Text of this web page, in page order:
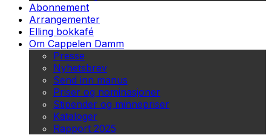
Abonnement
Arrangementer
Elling bokkafé
Om Cappelen Damm
Presse
Nyhetsbrev
Send inn manus
Priser og nominasjoner
Stipender og minnepriser
Kataloger
Rapport 2025